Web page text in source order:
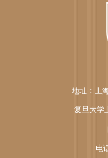
地址：上
复旦大学
电